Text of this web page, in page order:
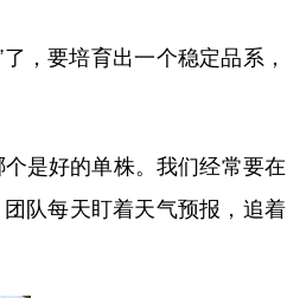
，要培育出一个稳定品系，
是好的单株。我们经常要在
队每天盯着天气预报，追着